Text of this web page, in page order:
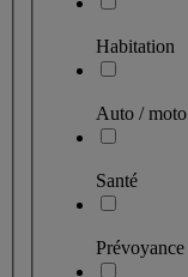
Habitation
Auto / moto
Santé
Prévoyance